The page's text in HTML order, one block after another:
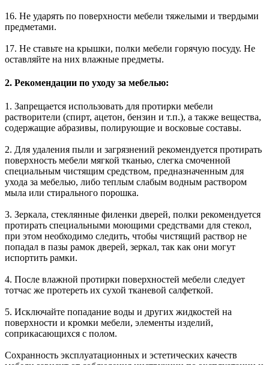
16. Не ударять по поверхности мебели тяжелыми и твердыми
предметами.
17. Не ставьте на крышки, полки мебели горячую посуду. Не
оставляйте на них влажные предметы.
2. Рекомендации по уходу за мебелью:
1. Запрещается использовать для протирки мебели
растворители (спирт, ацетон, бензин и т.п.), а также вещества,
содержащие абразивы, полирующие и восковые составы.
2. Для удаления пыли и загрязнений рекомендуется протирать
поверхность мебели мягкой тканью, слегка смоченной
специальным чистящим средством, предназначенным для
ухода за мебелью, либо теплым слабым водным раствором
мыла или стирального порошка.
3. Зеркала, стеклянные филенки дверей, полки рекомендуется
протирать специальными моющими средствами для стекол,
при этом необходимо следить, чтобы чистящий раствор не
попадал в пазы рамок дверей, зеркал, так как они могут
испортить рамки.
4. После влажной протирки поверхностей мебели следует
тотчас же протереть их сухой тканевой салфеткой.
5. Исключайте попадание воды и других жидкостей на
поверхности и кромки мебели, элементы изделий,
соприкасающихся с полом.
Сохранность эксплуатационных и эстетических качеств